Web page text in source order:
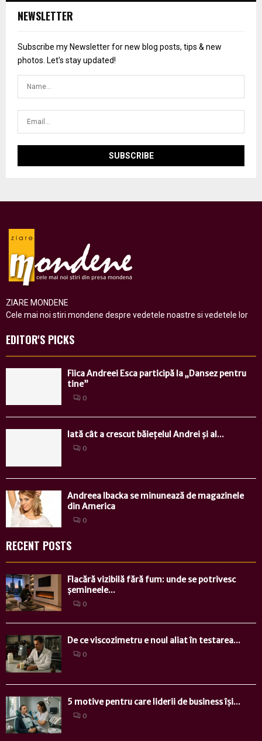
NEWSLETTER
Subscribe my Newsletter for new blog posts, tips & new
photos. Let's stay updated!
ZIARE MONDENE
Cele mai noi stiri mondene despre vedetele noastre si vedetele lor
EDITOR'S PICKS
Fiica Andreei Esca participă la „Dansez pentru
tine”
0
Iată cât a crescut băiețelul Andrei și al...
0
Andreea Ibacka se minunează de magazinele
din America
0
RECENT POSTS
Flacără vizibilă fără fum: unde se potrivesc
șemineele...
0
De ce viscozimetru e noul aliat în testarea...
0
5 motive pentru care liderii de business își...
0